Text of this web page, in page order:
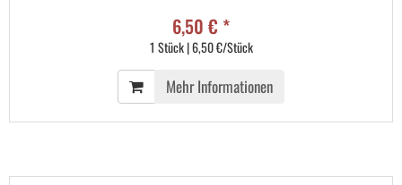
6,50 € *
1 Stück | 6,50 €/Stück
Mehr Informationen